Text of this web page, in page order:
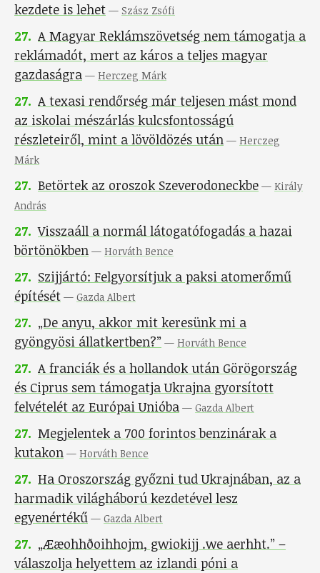
kezdete is lehet — Szász Zsófi
27. A Magyar Reklámszövetség nem támogatja a
reklámadót, mert az káros a teljes magyar
gazdaságra — Herczeg Márk
27. A texasi rendőrség már teljesen mást mond
az iskolai mészárlás kulcsfontosságú
részleteiről, mint a lövöldözés után — Herczeg
Márk
27. Betörtek az oroszok Szeverodoneckbe — Király
András
27. Visszaáll a normál látogatófogadás a hazai
börtönökben — Horváth Bence
27. Szijjártó: Felgyorsítjuk a paksi atomerőmű
építését — Gazda Albert
27. „De anyu, akkor mit keresünk mi a
gyöngyösi állatkertben?” — Horváth Bence
27. A franciák és a hollandok után Görögország
és Ciprus sem támogatja Ukrajna gyorsított
felvételét az Európai Unióba — Gazda Albert
27. Megjelentek a 700 forintos benzinárak a
kutakon — Horváth Bence
27. Ha Oroszország győzni tud Ukrajnában, az a
harmadik világháború kezdetével lesz
egyenértékű — Gazda Albert
27. „Ææohhðoihhojm, gwiokijj .we aerhht.” –
válaszolja helyettem az izlandi póni a